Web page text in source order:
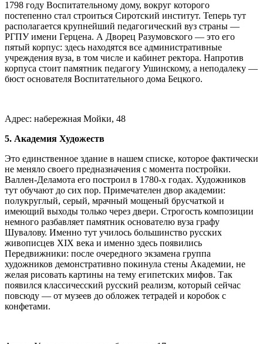
1798 году Воспитательному дому, вокруг которого
постепенно стал строиться Сиротский институт. Теперь тут
располагается крупнейший педагогический вуз страны —
РГПУ имени Герцена. А Дворец Разумовского — это его
пятый корпус: здесь находятся все административные
учреждения вуза, в том числе и кабинет ректора. Напротив
корпуса стоит памятник педагогу Ушинскому, а неподалеку —
бюст основателя Воспитательного дома Бецкого.
Адрес: набережная Мойки, 48
5. Академия Художеств
Это единственное здание в нашем списке, которое фактически
не меняло своего предназначения с момента постройки.
Валлен-Деламота его построил в 1780-х годах. Художников
тут обучают до сих пор. Примечателен двор академии:
полукруглый, серый, мрачный мощеный брусчаткой и
имеющий выходы только через двери. Строгость композиции
немного разбавляет памятник основателю вуза графу
Шувалову. Именно тут училось большинство русских
живописцев XIX века и именно здесь появились
Передвижники: после очередного экзамена группа
художников демонстративно покинула стены Академии, не
желая рисовать картины на тему египетских мифов. Так
появился классичесский русский реализм, который сейчас
повсюду — от музеев до обложек тетрадей и коробок с
конфетами.